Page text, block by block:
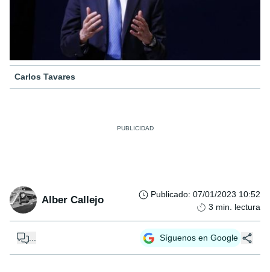
Carlos Tavares
Alber Callejo Publicado: 07/01/2023 10:52
3 min. lectura
Síguenos en Google